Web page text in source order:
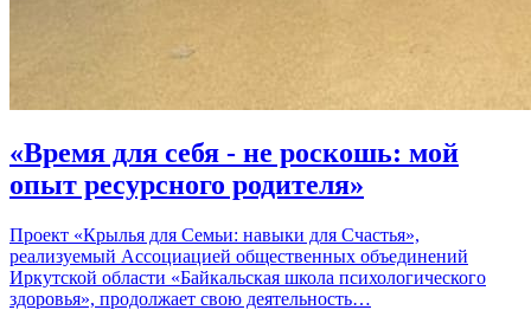
«Время для себя - не роскошь: мой
опыт ресурсного родителя»
Проект «Крылья для Семьи: навыки для Счастья»,
реализуемый Ассоциацией общественных объединений
Иркутской области «Байкальская школа психологического
здоровья», продолжает свою деятельность…